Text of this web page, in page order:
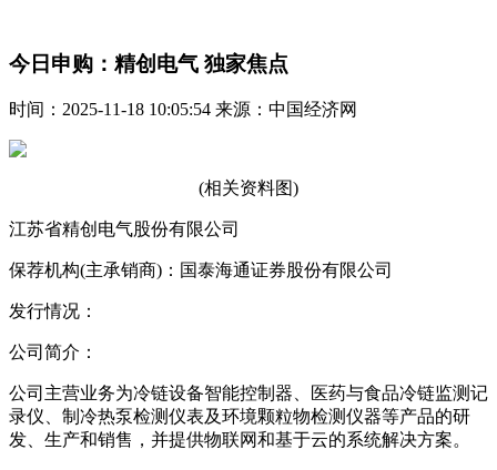
今日申购：精创电气 独家焦点
时间：2025-11-18 10:05:54 来源：中国经济网
(相关资料图)
江苏省精创电气股份有限公司
保荐机构(主承销商)：国泰海通证券股份有限公司
发行情况：
公司简介：
公司主营业务为冷链设备智能控制器、医药与食品冷链监测记
录仪、制冷热泵检测仪表及环境颗粒物检测仪器等产品的研
发、生产和销售，并提供物联网和基于云的系统解决方案。